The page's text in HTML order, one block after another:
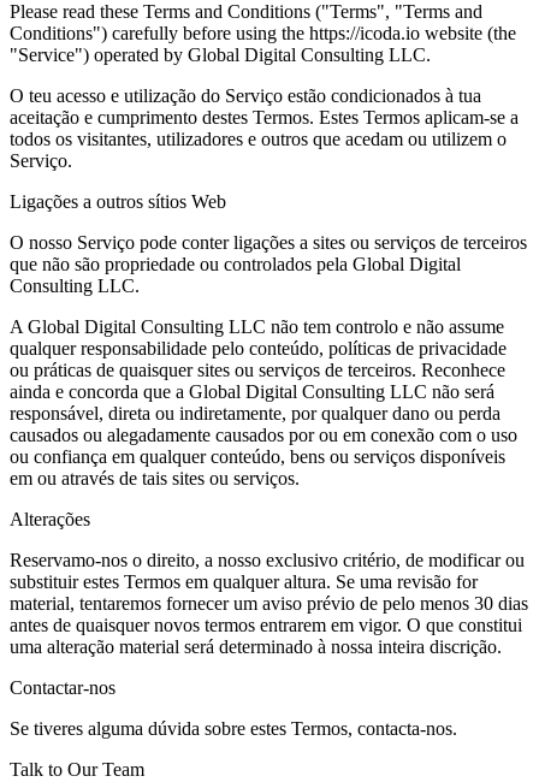
Please read these Terms and Conditions ("Terms", "Terms and
Conditions") carefully before using the https://icoda.io website (the
"Service") operated by Global Digital Consulting LLC.
O teu acesso e utilização do Serviço estão condicionados à tua
aceitação e cumprimento destes Termos. Estes Termos aplicam-se a
todos os visitantes, utilizadores e outros que acedam ou utilizem o
Serviço.
Ligações a outros sítios Web
O nosso Serviço pode conter ligações a sites ou serviços de terceiros
que não são propriedade ou controlados pela Global Digital
Consulting LLC.
A Global Digital Consulting LLC não tem controlo e não assume
qualquer responsabilidade pelo conteúdo, políticas de privacidade
ou práticas de quaisquer sites ou serviços de terceiros. Reconhece
ainda e concorda que a Global Digital Consulting LLC não será
responsável, direta ou indiretamente, por qualquer dano ou perda
causados ou alegadamente causados por ou em conexão com o uso
ou confiança em qualquer conteúdo, bens ou serviços disponíveis
em ou através de tais sites ou serviços.
Alterações
Reservamo-nos o direito, a nosso exclusivo critério, de modificar ou
substituir estes Termos em qualquer altura. Se uma revisão for
material, tentaremos fornecer um aviso prévio de pelo menos 30 dias
antes de quaisquer novos termos entrarem em vigor. O que constitui
uma alteração material será determinado à nossa inteira discrição.
Contactar-nos
Se tiveres alguma dúvida sobre estes Termos, contacta-nos.
Talk to Our Team